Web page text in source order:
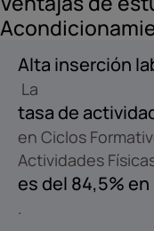
Alta inserción
La
tasa de
en Ciclos
Actividades
es del 84,5% en
.